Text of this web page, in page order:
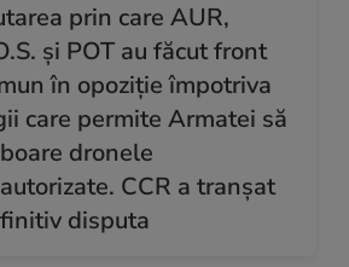
prin care AUR,
și POT au făcut front
în opoziție împotriva
care permite Armatei să
dronele
CCR a tranșat
disputa